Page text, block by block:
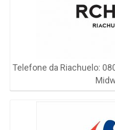
Telefone da Riachuelo: